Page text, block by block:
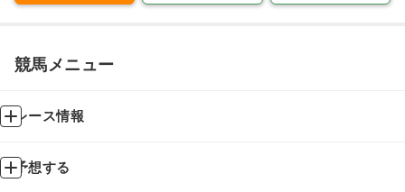
競馬メニュー
レース情報
予想する